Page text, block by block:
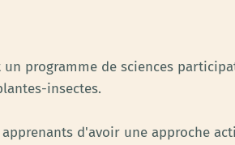
programme de sciences
insectes.
d'avoir une approche